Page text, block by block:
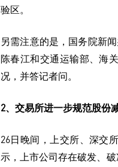
验区。
另需注意的是，国务院新
陈春江和交通运输部、海
况，并答记者问。
2、交易所进一步规范股份
26日晚间，上交所、深交
示，上市公司存在破发、